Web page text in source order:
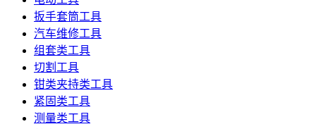
扳手套筒工具
汽车维修工具
组套类工具
切割工具
钳类夹持类工具
紧固类工具
测量类工具